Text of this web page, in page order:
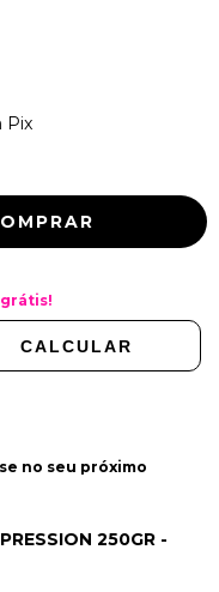
Pix
frete grátis!
ALTERAR CEP
CALCULAR
no seu próximo
250GR -